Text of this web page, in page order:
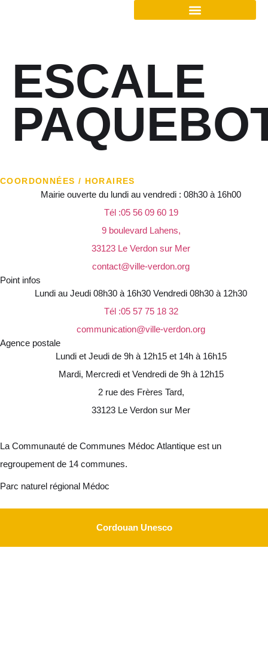
ESCALE
COORDONNÉES / HORAIRES
Mairie ouverte du lundi au vendredi : 08h30 à 16h00
Tél :05 56 09 60 19
9 boulevard Lahens,
33123 Le Verdon sur Mer
contact@ville-verdon.org
Point infos
Lundi au Jeudi 08h30 à 16h30 Vendredi 08h30 à 12h30
Tél :05 57 75 18 32
communication@ville-verdon.org
Agence postale
Lundi et Jeudi de 9h à 12h15 et 14h à 16h15
Mardi, Mercredi et Vendredi de 9h à 12h15
2 rue des Frères Tard,
33123 Le Verdon sur Mer
La Communauté de Communes Médoc Atlantique est un
regroupement de 14 communes.
Parc naturel régional Médoc
Cordouan Unesco